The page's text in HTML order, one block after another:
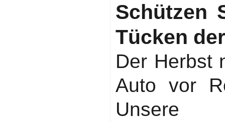
Schützen
Tücken
Der Herbst
Auto vor